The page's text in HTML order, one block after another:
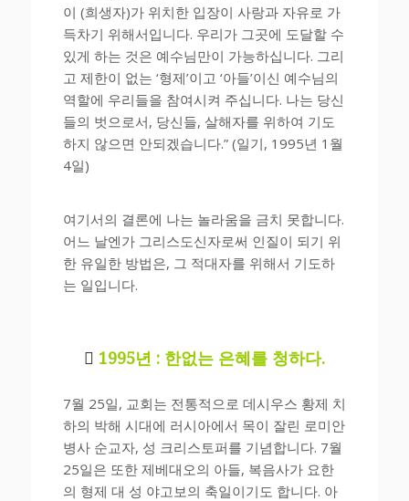
이 (희생자)가 위치한 입장이 사랑과 자유로 가
득차기 위해서입니다. 우리가 그곳에 도달할 수
있게 하는 것은 예수님만이 가능하십니다. 그리
고 제한이 없는 ‘형제’이고 ‘아들’이신 예수님의
역할에 우리들을 참여시켜 주십니다. 나는 당신
들의 벗으로서, 당신들, 살해자를 위하여 기도
하지 않으면 안되겠습니다.” (일기, 1995년 1월
4일)
여기서의 결론에 나는 놀라움을 금치 못합니다.
어느 날엔가 그리스도신자로써 인질이 되기 위
한 유일한 방법은, 그 적대자를 위해서 기도하
는 일입니다.
 1995년 : 한없는 은혜를 청하다.
7월 25일, 교회는 전통적으로 데시우스 황제 치
하의 박해 시대에 러시아에서 목이 잘린 로미안
병사 순교자, 성 크리스토퍼를 기념합니다. 7월
25일은 또한 제베대오의 아들, 복음사가 요한
의 형제 대 성 야고보의 축일이기도 합니다. 아